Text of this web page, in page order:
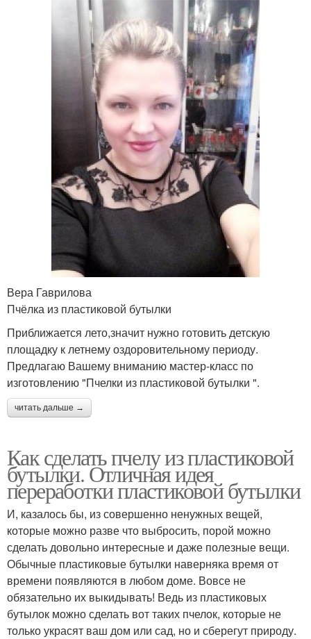
Вера Гаврилова
Пчёлка из пластиковой бутылки
Приближается лето,значит нужно готовить детскую
площадку к летнему оздоровительному периоду.
Предлагаю Вашему вниманию мастер-класс по
изготовлению "Пчелки из пластиковой бутылки ".
читать дальше →
Как сделать пчелу из пластиковой
бутылки. Отличная идея
переработки пластиковой бутылки
И, казалось бы, из совершенно ненужных вещей,
которые можно разве что выбросить, порой можно
сделать довольно интересные и даже полезные вещи.
Обычные пластиковые бутылки наверняка время от
времени появляются в любом доме. Вовсе не
обязательно их выкидывать! Ведь из пластиковых
бутылок можно сделать вот таких пчелок, которые не
только украсят ваш дом или сад, но и сберегут природу.